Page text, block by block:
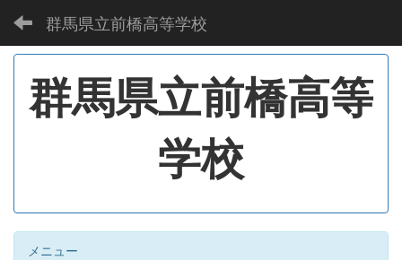
群馬県立前橋高等学校
群馬県立前橋高等
学校
メニュー